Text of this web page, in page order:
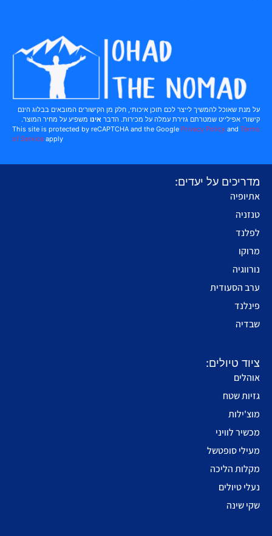
על מנת שאוכל להמשיך לייצר לכם תוכן איכותי, חלק מן הקישורים המובאים בבלוג הינם
קישורי אפילייט שמטרתם גזירת עמלה על מכירות. הדבר אינו משפיע על מחיר המוצר.
This site is protected by reCAPTCHA and the Google Privacy Policy and Terms
of Service apply
מדריכים על יעדים:
אתיופיה
טנזניה
לפלנד
מרוקו
נורווגיה
ערב הסעודית
פינלנד
שבדיה
ציוד טיולים:
אוהלים
גזיות שטח
מוצ'ילות
מכשיר לוויני
מעילי סופטשל
מקלות הליכה
נעלי טיולים
שקי שינה